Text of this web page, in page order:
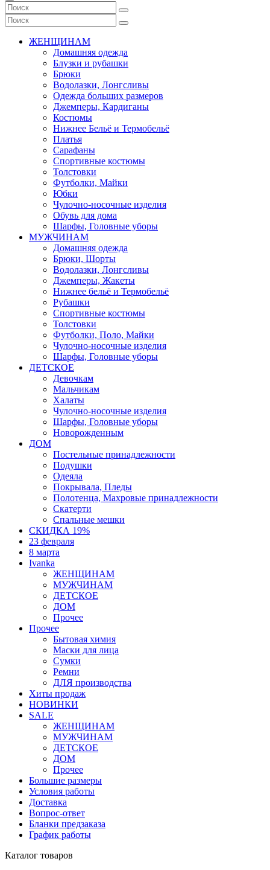
ЖЕНЩИНАМ
Домашняя одежда
Блузки и рубашки
Брюки
Водолазки, Лонгсливы
Одежда больших размеров
Джемперы, Кардиганы
Костюмы
Нижнее Бельё и Термобельё
Платья
Сарафаны
Спортивные костюмы
Толстовки
Футболки, Майки
Юбки
Чулочно-носочные изделия
Обувь для дома
Шарфы, Головные уборы
МУЖЧИНАМ
Домашняя одежда
Брюки, Шорты
Водолазки, Лонгсливы
Джемперы, Жакеты
Нижнее бельё и Термобельё
Рубашки
Спортивные костюмы
Толстовки
Футболки, Поло, Майки
Чулочно-носочные изделия
Шарфы, Головные уборы
ДЕТСКОЕ
Девочкам
Мальчикам
Халаты
Чулочно-носочные изделия
Шарфы, Головные уборы
Новорожденным
ДОМ
Постельные принадлежности
Подушки
Одеяла
Покрывала, Пледы
Полотенца, Махровые принадлежности
Скатерти
Спальные мешки
СКИДКА 19%
23 февраля
8 марта
Ivanka
ЖЕНЩИНАМ
МУЖЧИНАМ
ДЕТСКОЕ
ДОМ
Прочее
Прочее
Бытовая химия
Маски для лица
Сумки
Ремни
ДЛЯ производства
Хиты продаж
НОВИНКИ
SALE
ЖЕНЩИНАМ
МУЖЧИНАМ
ДЕТСКОЕ
ДОМ
Прочее
Большие размеры
Условия работы
Доставка
Вопрос-ответ
Бланки предзаказа
График работы
Каталог товаров